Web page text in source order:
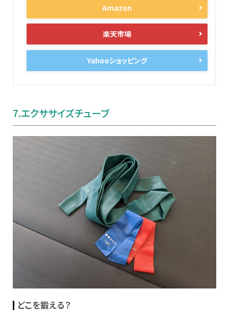
Amazon
楽天市場
Yahooショッピング
7.エクササイズチューブ
どこを鍛える？